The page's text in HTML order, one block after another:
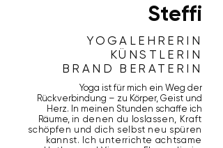
Steffi
YOGALEHRERIN
KÜNSTLERIN
BRAND BERATERIN
Yoga ist für mich ein Weg der
Rückverbindung – zu Körper, Geist und
Herz. In meinen Stunden schaffe ich
Räume, in denen du loslassen, Kraft
schöpfen und dich selbst neu spüren
kannst. Ich unterrichte achtsame